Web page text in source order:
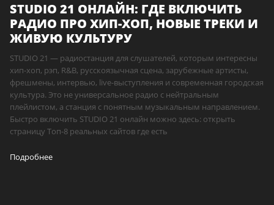
STUDIO 21 ОНЛАЙН: ГДЕ ВКЛЮЧИТЬ
РАДИО ПРО ХИП-ХОП, НОВЫЕ ТРЕКИ И
ЖИВУЮ КУЛЬТУРУ
STUDIO 21 — радиостанция для слушателей, которым интересны
хип-хоп, рэп, R&B, русскоязычная сцена, зарубежные артисты,
фрешмены, интервью, live-выступления и современная городская
культура. Это не универсальное радио с нейтральным
плейлистом, а станция с понятным музыкальным направлением.
Быстро включить STUDIO 21 онлайн можно здесь: открыть
страницу Топ-8 реальных сайтов где есть
Подробнее